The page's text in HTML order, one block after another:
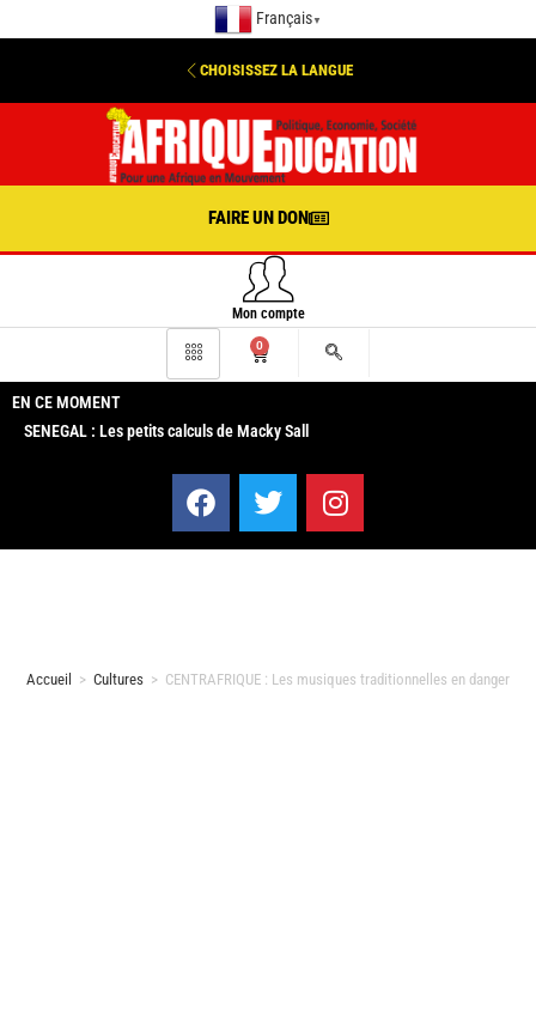
Français ▼
CHOISISSEZ LA LANGUE
FAIRE UN DON
Mon compte
0
EN CE MOMENT
SENEGAL : Les petits calculs de Macky Sall
Accueil > Cultures > CENTRAFRIQUE : Les musiques traditionnelles en danger